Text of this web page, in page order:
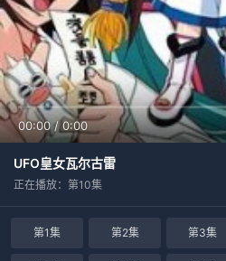
00:00/0:00
UFO皇女瓦尔古雷
正在播放：第10集
第1集 第2集 第3集